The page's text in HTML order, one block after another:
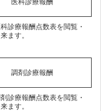
医科診療報酬
診療報酬点数表を閲覧・
ます。
調剤診療報酬
診療報酬点数表を閲覧・
ます。